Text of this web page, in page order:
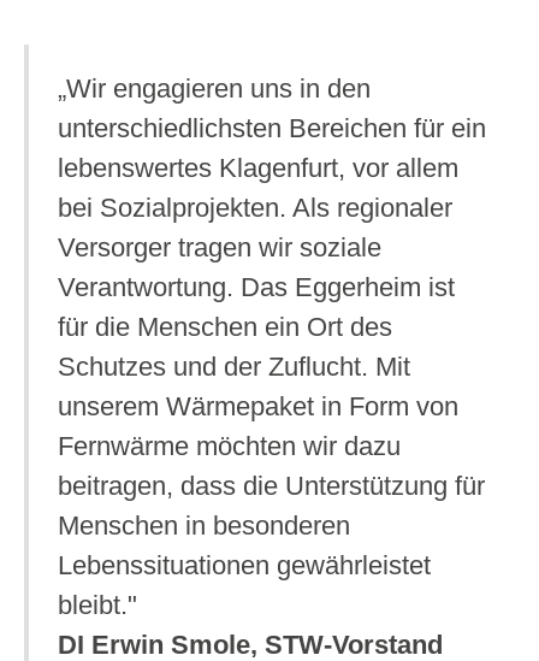
„Wir engagieren uns in den
unterschiedlichsten Bereichen für ein
lebenswertes Klagenfurt, vor allem
bei Sozialprojekten. Als regionaler
Versorger tragen wir soziale
Verantwortung. Das Eggerheim ist
für die Menschen ein Ort des
Schutzes und der Zuflucht. Mit
unserem Wärmepaket in Form von
Fernwärme möchten wir dazu
beitragen, dass die Unterstützung für
Menschen in besonderen
Lebenssituationen gewährleistet
bleibt."
DI Erwin Smole, STW-Vorstand